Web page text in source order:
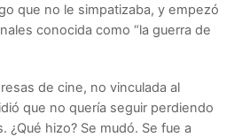
que no le simpatizaba, y empezó
conocida como “la guerra de
de cine, no vinculada al
que no quería seguir perdiendo
¿Qué hizo? Se mudó. Se fue a